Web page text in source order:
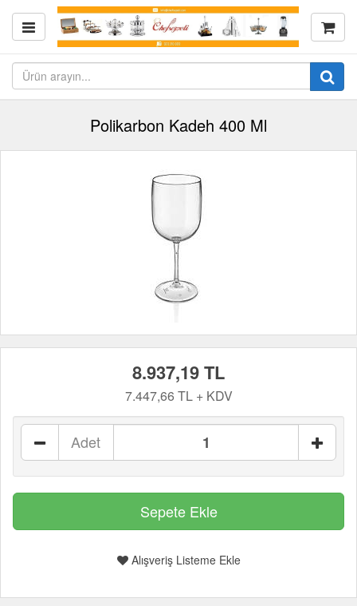
Polikarbon Kadeh 400 Ml
8.937,19 TL
7.447,66 TL + KDV
Adet
Alışveriş Listeme Ekle